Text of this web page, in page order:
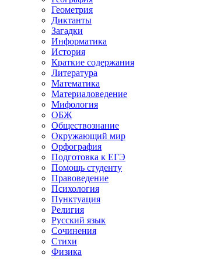
Геометрия
Диктанты
Загадки
Информатика
История
Краткие содержания
Литература
Математика
Материаловедение
Мифология
ОБЖ
Обществознание
Окружающий мир
Орфография
Подготовка к ЕГЭ
Помощь студенту
Правоведение
Психология
Пунктуация
Религия
Русский язык
Сочинения
Стихи
Физика